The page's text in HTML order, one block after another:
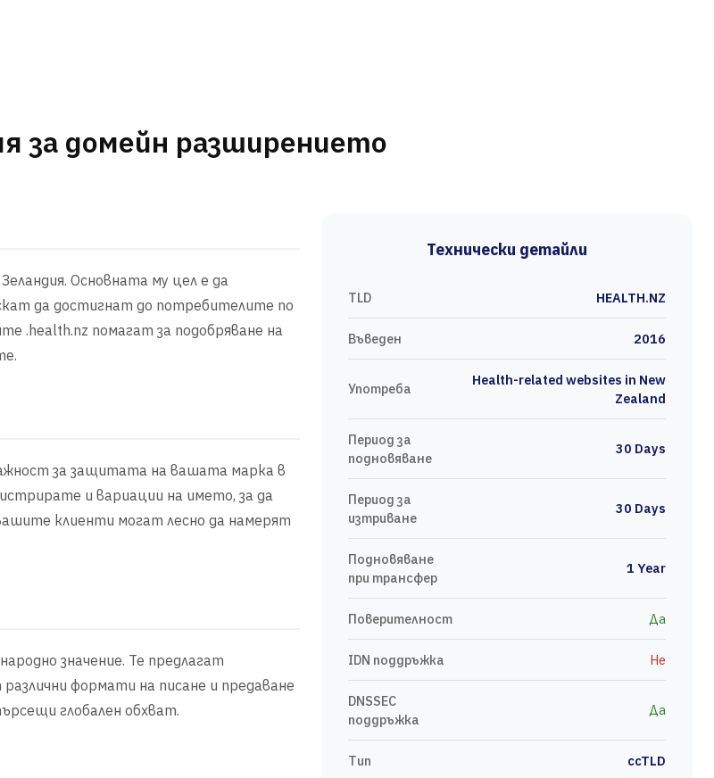
за домейн разширението
Основната му цел е да
да достигнат до потребителите по
.health.nz помагат за подобряване на
за защитата на вашата марка в
и вариации на името, за да
клиенти могат лесно да намерят
значение. Те предлагат
формати на писане и предаване
глобален обхват.
Технически детайли
TLD HEALTH.NZ
Въведен 2016
Употреба
Health-related websites in New
Zealand
Период за
подновяване
30 Days
Период за
изтриване
30 Days
Подновяване
при трансфер
1 Year
Поверителност Да
IDN поддръжка Не
DNSSEC
поддръжка
Да
Тип ccTLD